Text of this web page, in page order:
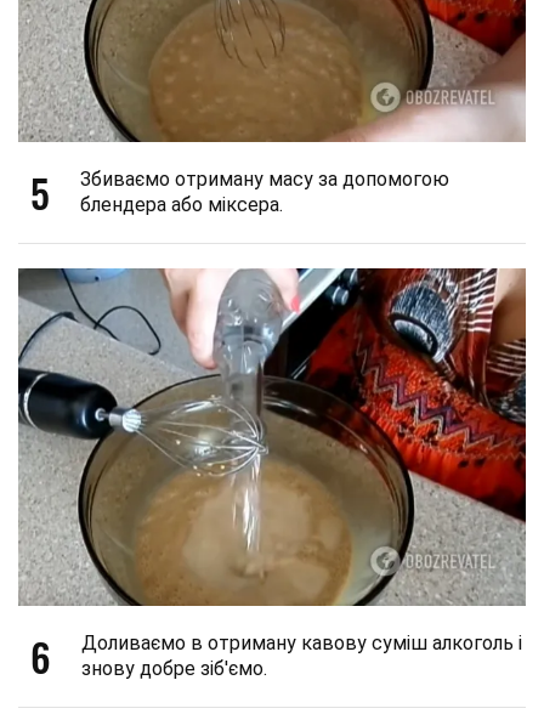
5
Збиваємо отриману масу за допомогою
блендера або міксера.
6
Доливаємо в отриману кавову суміш алкоголь і
знову добре зіб'ємо.